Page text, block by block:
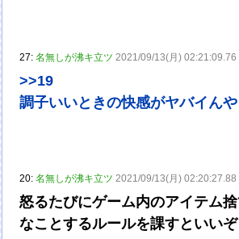
27:名無しが沸キ立ツ 2021/09/13(月) 02:21:09.76
>>19
調子いいときの快感がヤバイんや
20:名無しが沸キ立ツ 2021/09/13(月) 02:20:27.88
怒るたびにゲーム内のアイテム
なことするルールを課すといいぞ